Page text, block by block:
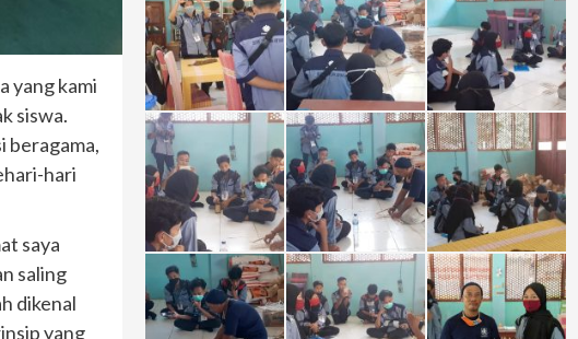
yang kami
siswa.
beragama,
hari
saya
saling
dikenal
yang